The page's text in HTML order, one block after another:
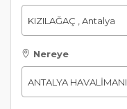
KIZILAĞAÇ , Antalya
Nereye
ANTALYA HAVALİMANI,